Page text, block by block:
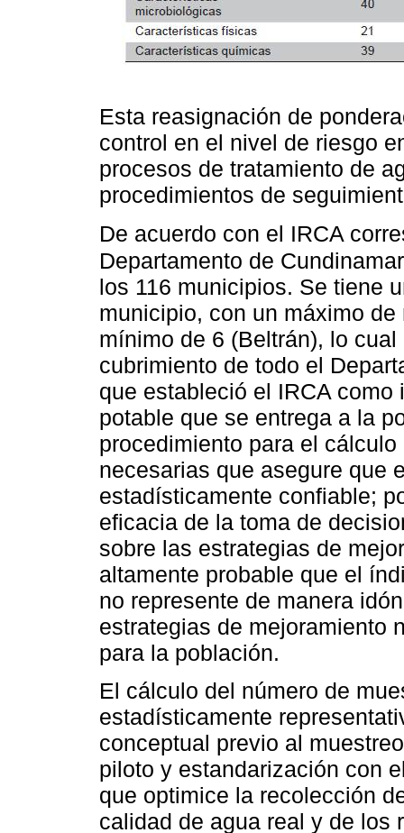
Esta reasignación de
control en el nivel de riesgo
procesos de tratamiento de
procedimientos de
De acuerdo con el IRCA
Departamento de
los 116 municipios. Se tiene
municipio, con un máximo
mínimo de 6 (Beltrán), lo
cubrimiento de todo el
que estableció el IRCA
potable que se entrega a la
procedimiento para el
necesarias que asegure que
estadísticamente confiable;
eficacia de la toma de
sobre las estrategias de
altamente probable que el
no represente de manera
estrategias de mejoramiento
para la población.
El cálculo del número de
estadísticamente
conceptual previo al
piloto y estandarización con
que optimice la recolección
calidad de agua real y de los